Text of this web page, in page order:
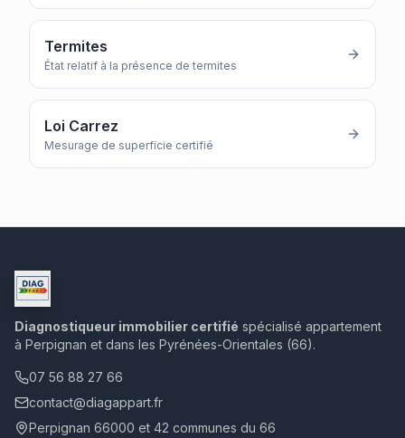
Termites
État relatif à la présence de termites
Loi Carrez
Mesurage de superficie certifié
Diagnostiqueur immobilier certifié spécialisé appartement
à Perpignan et dans les Pyrénées-Orientales (66).
07 56 88 27 66
contact@diagappart.fr
Perpignan 66000 et 42 communes du 66